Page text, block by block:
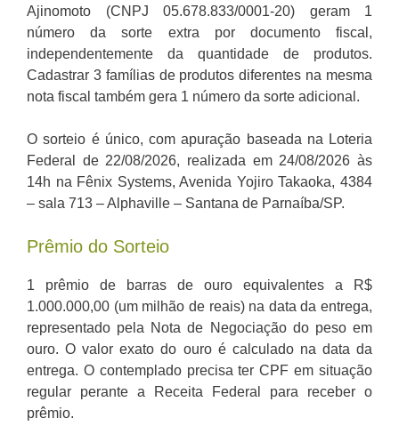
Ajinomoto (CNPJ 05.678.833/0001-20) geram 1
número da sorte extra por documento fiscal,
independentemente da quantidade de produtos.
Cadastrar 3 famílias de produtos diferentes na mesma
nota fiscal também gera 1 número da sorte adicional.
O sorteio é único, com apuração baseada na Loteria
Federal de 22/08/2026, realizada em 24/08/2026 às
14h na Fênix Systems, Avenida Yojiro Takaoka, 4384
– sala 713 – Alphaville – Santana de Parnaíba/SP.
Prêmio do Sorteio
1 prêmio de barras de ouro equivalentes a R$
1.000.000,00 (um milhão de reais) na data da entrega,
representado pela Nota de Negociação do peso em
ouro. O valor exato do ouro é calculado na data da
entrega. O contemplado precisa ter CPF em situação
regular perante a Receita Federal para receber o
prêmio.